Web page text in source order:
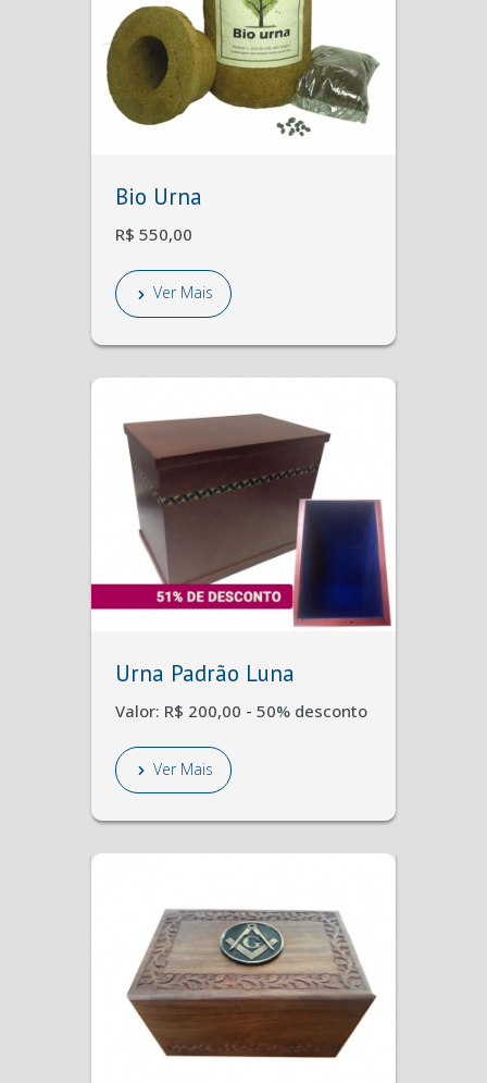
Bio Urna
R$ 550,00
Ver Mais
Urna Padrão Luna
Valor: R$ 200,00 - 50% desconto
Ver Mais